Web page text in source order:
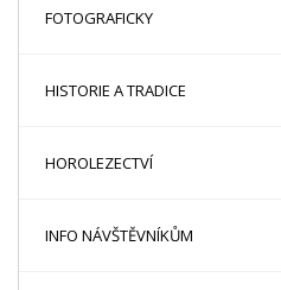
FOTOGRAFICKY
HISTORIE A TRADICE
HOROLEZECTVÍ
INFO NÁVŠTĚVNÍKŮM